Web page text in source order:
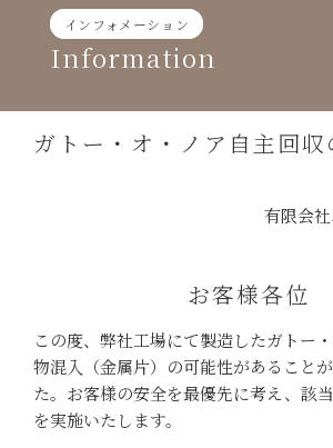
content
インフォメーション
Information
ガトー・オ・ノア自主回収
有限会
お客様各位
この度、弊社工場にて製造したガトー
物混入（金属片）の可能性があること
た。お客様の安全を最優先に考え、該
を実施いたします。